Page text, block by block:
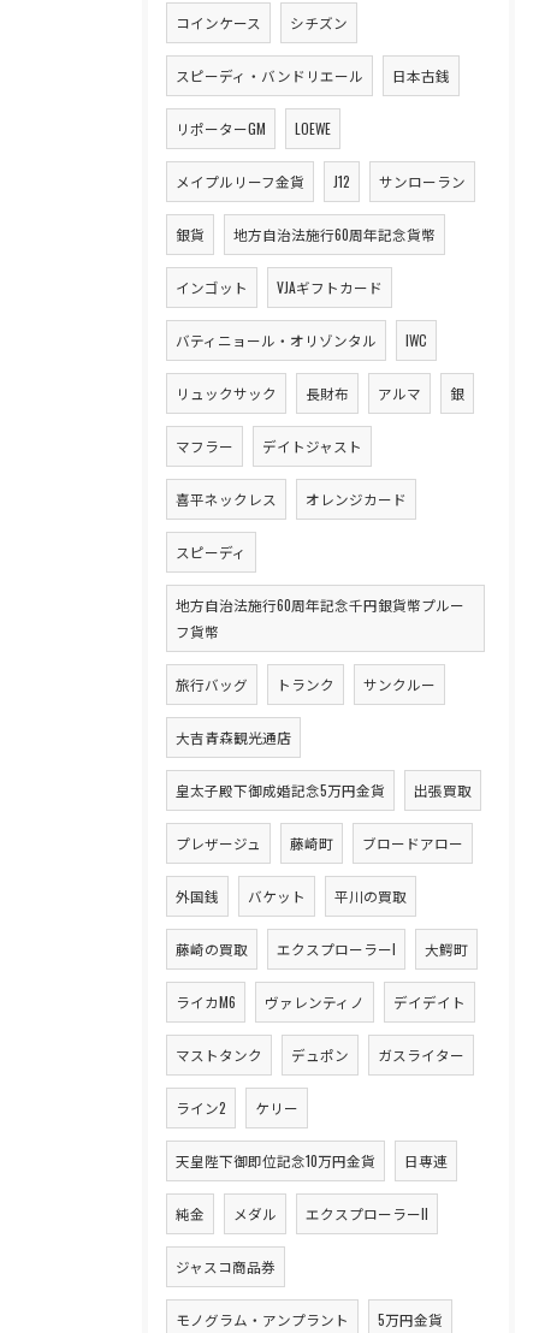
コインケース シチズン
スピーディ・バンドリエール 日本古銭
リポーターGM LOEWE
メイプルリーフ金貨 J12 サンローラン
銀貨 地方自治法施行60周年記念貨幣
インゴット VJAギフトカード
バティニョール・オリゾンタル IWC
リュックサック 長財布 アルマ 銀
マフラー デイトジャスト
喜平ネックレス オレンジカード
スピーディ
地方自治法施行60周年記念千円銀貨幣プルー
フ貨幣
旅行バッグ トランク サンクルー
大吉青森観光通店
皇太子殿下御成婚記念5万円金貨 出張買取
プレザージュ 藤崎町 ブロードアロー
外国銭 バケット 平川の買取
藤崎の買取 エクスプローラーI 大鰐町
ライカM6 ヴァレンティノ デイデイト
マストタンク デュポン ガスライター
ライン2 ケリー
天皇陛下御即位記念10万円金貨 日専連
純金 メダル エクスプローラーII
ジャスコ商品券
モノグラム・アンプラント 5万円金貨